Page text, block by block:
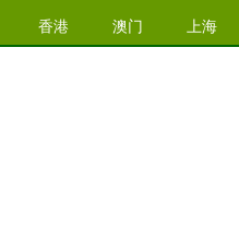
香港 澳门
上海